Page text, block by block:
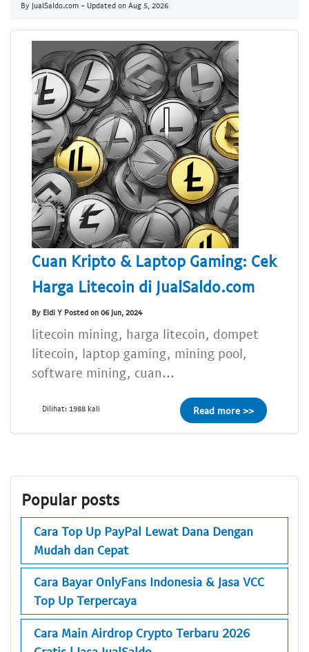
By JualSaldo.com - Updated on Aug 5, 2026
Cuan Kripto & Laptop Gaming: Cek
Harga Litecoin di JualSaldo.com
By Eldi Y Posted on 06 Jun, 2024
litecoin mining, harga litecoin, dompet
litecoin, laptop gaming, mining pool,
software mining, cuan...
Dilihat: 1988 kali Read more >>
Popular posts
Cara Top Up PayPal Lewat Dana Dengan
Mudah dan Cepat
Cara Bayar OnlyFans Indonesia & Jasa VCC
Top Up Terpercaya
Cara Main Airdrop Crypto Terbaru 2026